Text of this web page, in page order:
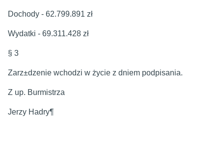
Dochody - 62.799.891 zł
Wydatki - 69.311.428 zł
§ 3
Zarz±dzenie wchodzi w życie z dniem podpisania.
Z up. Burmistrza
Jerzy Hadry¶